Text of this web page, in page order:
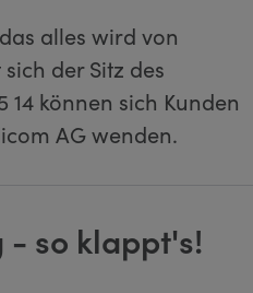
alles wird von
der Sitz des
14 können sich Kunden
AG wenden.
- so klappt's!